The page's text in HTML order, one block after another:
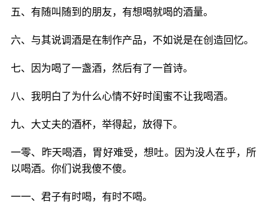
五、有随叫随到的朋友，有想喝就喝的酒量。
六、与其说调酒是在制作产品，不如说是在创造回忆。
七、因为喝了一盏酒，然后有了一首诗。
八、我明白了为什么心情不好时闺蜜不让我喝酒。
九、大丈夫的酒杯，举得起，放得下。
一零、昨天喝酒，胃好难受，想吐。因为没人在乎，所
以喝酒。你们说我傻不傻。
一一、君子有时喝，有时不喝。